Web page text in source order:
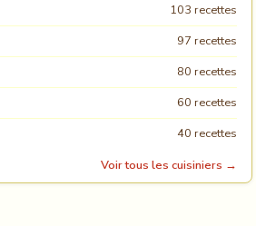
103 recettes
97 recettes
80 recettes
60 recettes
40 recettes
Voir tous les cuisiniers →